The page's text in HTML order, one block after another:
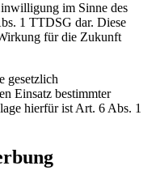
im Sinne des
1 TTDSG dar. Diese
für die Zukunft
gesetzlich
Einsatz bestimmter
hierfür ist Art. 6 Abs. 1